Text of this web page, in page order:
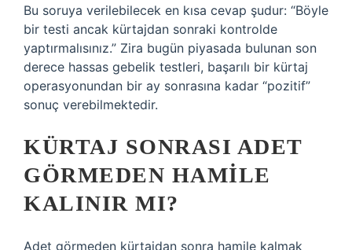
Bu soruya verilebilecek en kısa cevap şudur: “Böyle
bir testi ancak kürtajdan sonraki kontrolde
yaptırmalısınız.” Zira bugün piyasada bulunan son
derece hassas gebelik testleri, başarılı bir kürtaj
operasyonundan bir ay sonrasına kadar “pozitif”
sonuç verebilmektedir.
KÜRTAJ SONRASI ADET
GÖRMEDEN HAMILE
KALINIR MI?
Adet görmeden kürtajdan sonra hamile kalmak